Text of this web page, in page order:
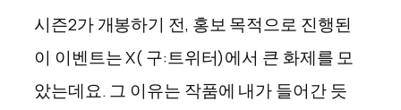
시즌2가 개봉하기 전, 홍보 목적으로 진행된
이 이벤트는 X( 구:트위터)에서 큰 화제를 모
았는데요. 그 이유는 작품에 내가 들어간 듯